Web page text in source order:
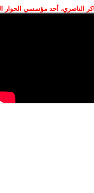
الناصري، أحد مؤسسي الحوار